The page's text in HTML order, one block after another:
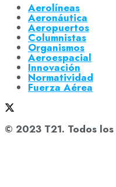
Aerolíneas
Aeronáutica
Aeropuertos
Columnistas
Organismos
Aeroespacial
Innovación
Normatividad
Fuerza Aérea
© 2023 T21. Todos